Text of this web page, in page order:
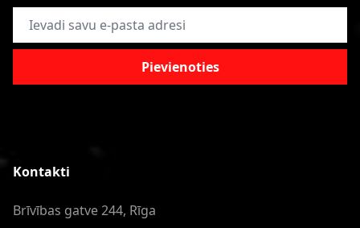
E-pasta adrese
Pievienoties
Kontakti
Brīvības gatve 244, Rīga